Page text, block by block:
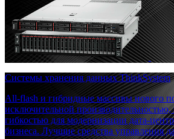
Системы хранения данных ThinkSystem
All-flash и гибридные массивы нового
исключительной
гибкостью для модернизации дата-
бизнеса. Лучшие средства управления